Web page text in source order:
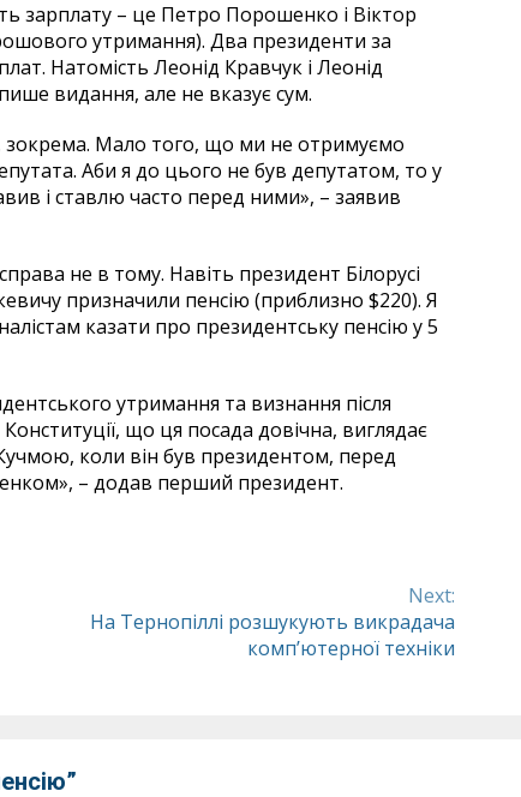
зарплату – це Петро Порошенко і Віктор
утримання). Два президенти за
Натомість Леонід Кравчук і Леонід
видання, але не вказує сум.
зокрема. Мало того, що ми не отримуємо
Аби я до цього не був депутатом, то у
і ставлю часто перед ними», – заявив
не в тому. Навіть президент Білорусі
призначили пенсію (приблизно $220). Я
казати про президентську пенсію у 5
утримання та визнання після
що ця посада довічна, виглядає
коли він був президентом, перед
– додав перший президент.
Next:
На Тернопіллі розшукують викрадача
комп’ютерної техніки
”